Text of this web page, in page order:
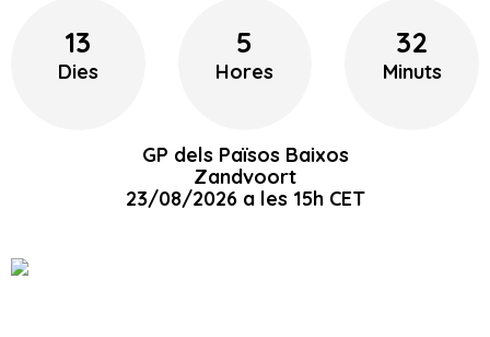
13
Dies
5
Hores
32
Minuts
GP dels Països Baixos
Zandvoort
23/08/2026 a les 15h CET